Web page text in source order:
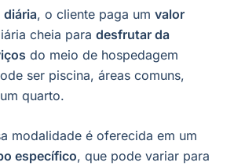
diária, o cliente paga um valor
cheia para desfrutar da
do meio de hospedagem
ser piscina, áreas comuns,
quarto.
modalidade é oferecida em um
específico, que pode variar para